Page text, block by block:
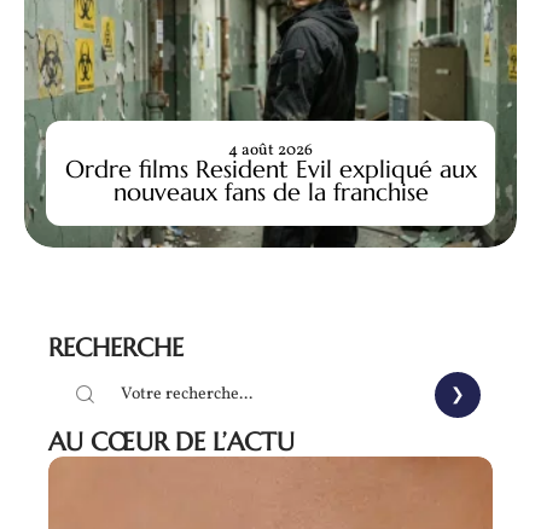
Ordre films Resident Evil expliqué aux
nouveaux fans de la franchise
4 août 2026
RECHERCHE
AU CŒUR DE L’ACTU